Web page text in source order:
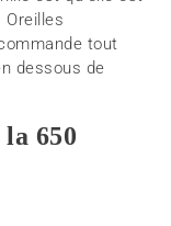
tout
dessous de
650